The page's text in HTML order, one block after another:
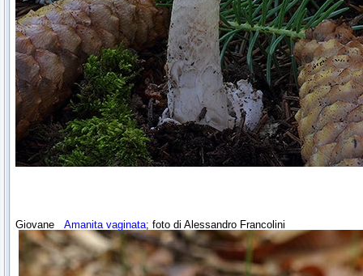
Giovane Amanita vaginata; foto di Alessandro Francolini